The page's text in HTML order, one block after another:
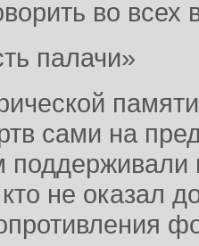
во
палачи»
сами на
не оказал